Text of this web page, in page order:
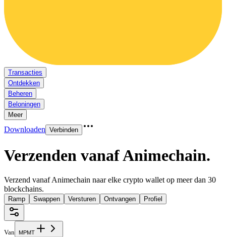
Transacties
Ontdekken
Beheren
Beloningen
Meer
Downloaden Verbinden
Verzenden vanaf Animechain.
Verzend vanaf Animechain naar elke crypto wallet op meer dan 30
blockchains.
Ramp Swappen Versturen Ontvangen Profiel
Van MPMT